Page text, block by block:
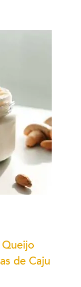
de Caju